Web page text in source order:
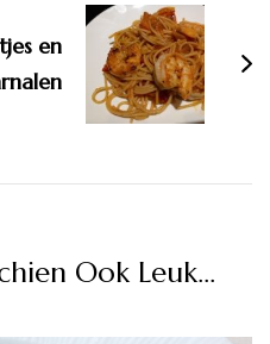
en
Ook Leuk...